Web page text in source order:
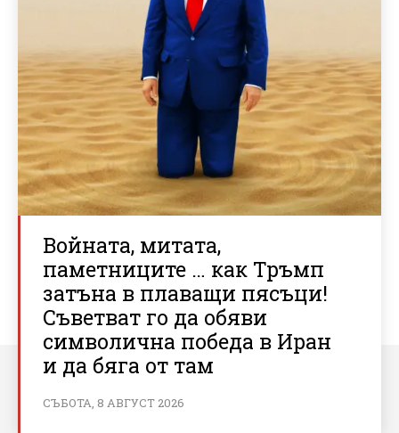
Войната, митата,
паметниците … как Тръмп
затъна в плаващи пясъци!
Съветват го да обяви
символична победа в Иран
и да бяга от там
СЪБОТА, 8 АВГУСТ 2026